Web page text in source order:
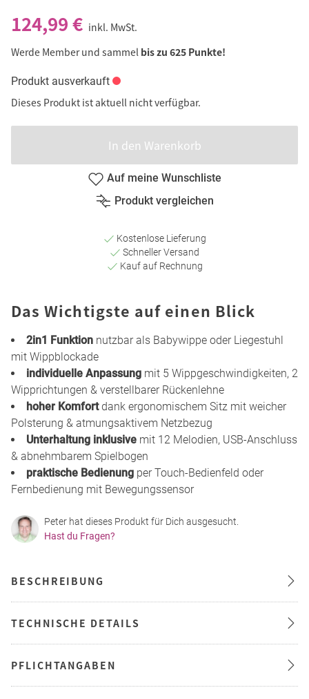
124,99 € inkl. MwSt.
Werde Member und sammel bis zu 625 Punkte!
Produkt ausverkauft
Dieses Produkt ist aktuell nicht verfügbar.
In den Warenkorb
Auf meine Wunschliste
Produkt vergleichen
Kostenlose Lieferung
Schneller Versand
Kauf auf Rechnung
Das Wichtigste auf einen Blick
2in1 Funktion nutzbar als Babywippe oder Liegestuhl
mit Wippblockade
individuelle Anpassung mit 5 Wippgeschwindigkeiten, 2
Wipprichtungen & verstellbarer Rückenlehne
hoher Komfortdank ergonomischem Sitz mit weicher
Polsterung & atmungsaktivem Netzbezug
Unterhaltung inklusive mit 12 Melodien, USB-Anschluss
& abnehmbarem Spielbogen
praktische Bedienung per Touch-Bedienfeld oder
Fernbedienung mit Bewegungssensor
Peter hat dieses Produkt für Dich ausgesucht.
Hast du Fragen?
BESCHREIBUNG
TECHNISCHE DETAILS
PFLICHTANGABEN